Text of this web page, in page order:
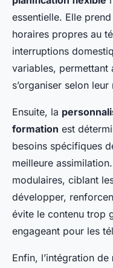
essentielle. Elle
horaires propres au
interruptions
variables, permettant
s’organiser selon leur
Ensuite, la
formation est
besoins spécifiques
meilleure
modulaires, ciblant
développer,
évite le contenu trop
engageant pour les
Enfin, l’intégration de